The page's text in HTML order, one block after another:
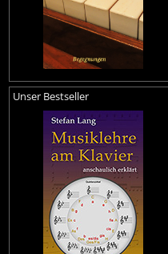
Unser Bestseller